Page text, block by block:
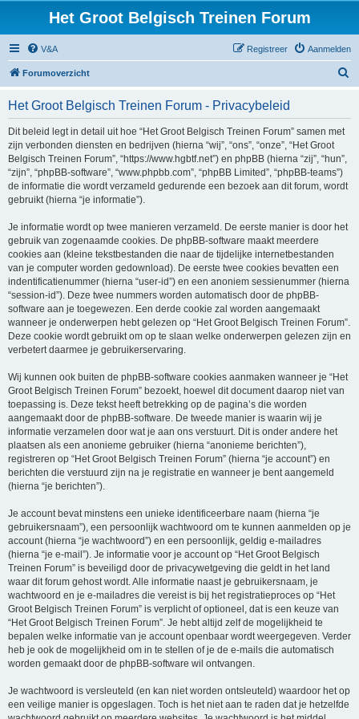
Het Groot Belgisch Treinen Forum
V&A Aanmelden
Registreer
Forumoverzicht
Het Groot Belgisch Treinen Forum - Privacybeleid
Dit beleid legt in detail uit hoe “Het Groot Belgisch Treinen Forum” samen met
zijn verbonden diensten en bedrijven (hierna “wij”, “ons”, “onze”, “Het Groot
Belgisch Treinen Forum”, “https://www.hgbtf.net”) en phpBB (hierna “zij”, “hun”,
“zijn”, “phpBB-software”, “www.phpbb.com”, “phpBB Limited”, “phpBB-teams”)
de informatie die wordt verzameld gedurende een bezoek aan dit forum, wordt
gebruikt (hierna “je informatie”).
Je informatie wordt op twee manieren verzameld. De eerste manier is door het
gebruik van zogenaamde cookies. De phpBB-software maakt meerdere
cookies aan (kleine tekstbestanden die naar de tijdelijke internetbestanden
van je computer worden gedownload). De eerste twee cookies bevatten een
indentificatienummer (hierna “user-id”) en een anoniem sessienummer (hierna
“session-id”). Deze twee nummers worden automatisch door de phpBB-
software aan je toegewezen. Een derde cookie zal worden aangemaakt
wanneer je onderwerpen hebt gelezen op “Het Groot Belgisch Treinen Forum”.
Deze cookie wordt gebruikt om op te slaan welke onderwerpen gelezen zijn en
verbetert daarmee je gebruikerservaring.
Wij kunnen ook buiten de phpBB-software cookies aanmaken wanneer je “Het
Groot Belgisch Treinen Forum” bezoekt, hoewel dit document daarop niet van
toepassing is. Deze tekst heeft betrekking op de pagina’s die worden
aangemaakt door de phpBB-software. De tweede manier is waarin wij je
informatie verzamelen door wat je aan ons verstuurt. Dit is onder andere het
plaatsen als een anonieme gebruiker (hierna “anonieme berichten”),
registreren op “Het Groot Belgisch Treinen Forum” (hierna “je account”) en
berichten die verstuurd zijn na je registratie en wanneer je bent aangemeld
(hierna “je berichten”).
Je account bevat minstens een unieke identificeerbare naam (hierna “je
gebruikersnaam”), een persoonlijk wachtwoord om te kunnen aanmelden op je
account (hierna “je wachtwoord”) en een persoonlijk, geldig e-mailadres
(hierna “je e-mail”). Je informatie voor je account op “Het Groot Belgisch
Treinen Forum” is beveiligd door de privacywetgeving die geldt in het land
waar dit forum gehost wordt. Alle informatie naast je gebruikersnaam, je
wachtwoord en je e-mailadres die vereist is bij het registratieproces op “Het
Groot Belgisch Treinen Forum” is verplicht of optioneel, dat is een keuze van
“Het Groot Belgisch Treinen Forum”. Je hebt altijd zelf de mogelijkheid te
bepalen welke informatie van je account openbaar wordt weergegeven. Verder
heb je ook de mogelijkheid om in te stellen of je de e-mails die automatisch
worden gemaakt door de phpBB-software wil ontvangen.
Je wachtwoord is versleuteld (en kan niet worden ontsleuteld) waardoor het op
een veilige manier is opgeslagen. Toch is het niet aan te raden dat je hetzelfde